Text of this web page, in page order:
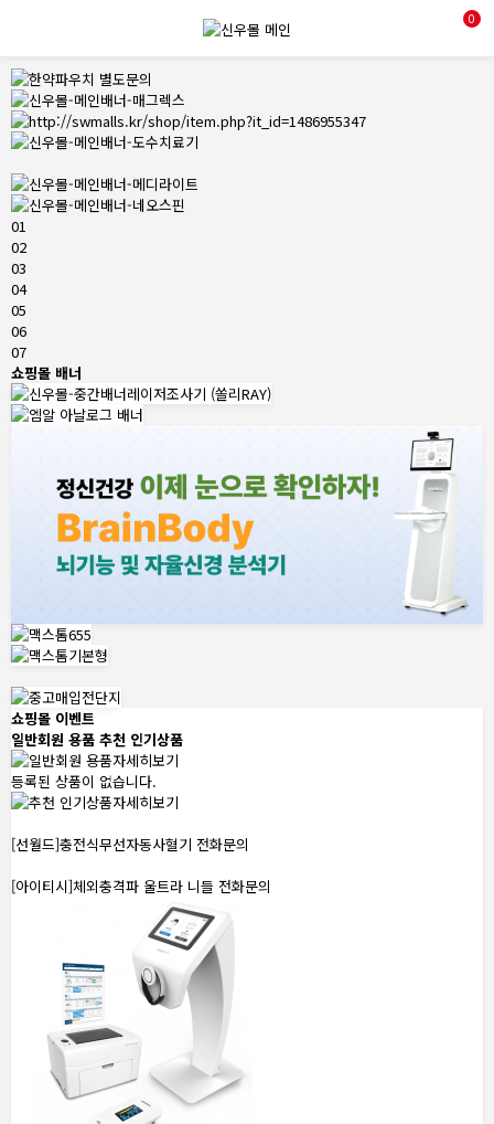
0
01
02
03
04
05
06
07
쇼핑몰 배너
쇼핑몰 이벤트
일반회원 용품 추천 인기상품
자세히보기
등록된 상품이 없습니다.
자세히보기
[선월드]충전식무선자동사혈기 전화문의
[아이티시]체외충격파 울트라 니들 전화문의